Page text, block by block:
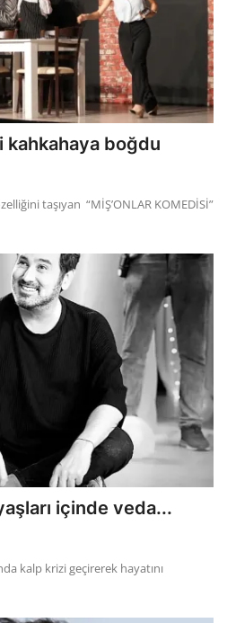
kahkahaya boğdu
taşıyan “MİŞ’ONLAR KOMEDİSİ”
içinde veda...
kalp krizi geçirerek hayatını